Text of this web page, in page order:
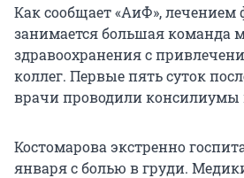
Как сообщает «АиФ», лечением
занимается большая команда
здравоохранения с
коллег. Первые пять суток
врачи проводили консилиумы
Костомарова экстренно
января с болью в груди.